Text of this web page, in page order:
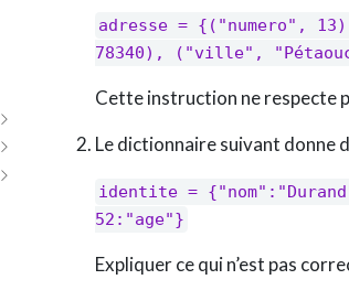
adresse = {("numero",
78340), ("ville",
Cette instruction ne respecte
Le dictionnaire suivant donne
identite =
52:"age"}
Expliquer ce qui n’est pas